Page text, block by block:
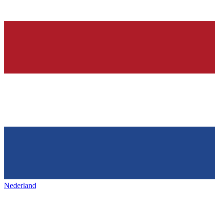
Nederland